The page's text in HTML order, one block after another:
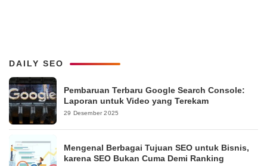
DAILY SEO
Pembaruan Terbaru Google Search Console:
Laporan untuk Video yang Terekam
29 Desember 2025
Mengenal Berbagai Tujuan SEO untuk Bisnis,
karena SEO Bukan Cuma Demi Ranking